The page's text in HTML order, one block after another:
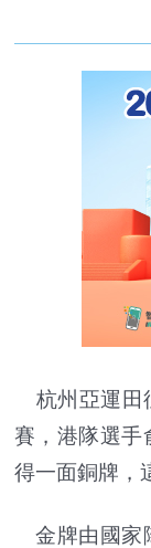
杭州亞運田
賽，港隊選手
得一面銅牌，
金牌由國家